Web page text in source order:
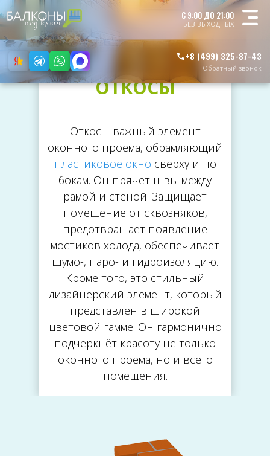
С 9:00 ДО 21:00
БЕЗ ВЫХОДНЫХ
+8 (499) 325-87-43
Обратный звонок
ОТКОСЫ
Откос – важный элемент
оконного проёма, обрамляющий
пластиковое окно сверху и по
бокам. Он прячет швы между
рамой и стеной. Защищает
помещение от сквозняков,
предотвращает появление
мостиков холода, обеспечивает
шумо-, паро- и гидроизоляцию.
Кроме того, это стильный
дизайнерский элемент, который
представлен в широкой
цветовой гамме. Он гармонично
подчеркнёт красоту не только
оконного проёма, но и всего
помещения.